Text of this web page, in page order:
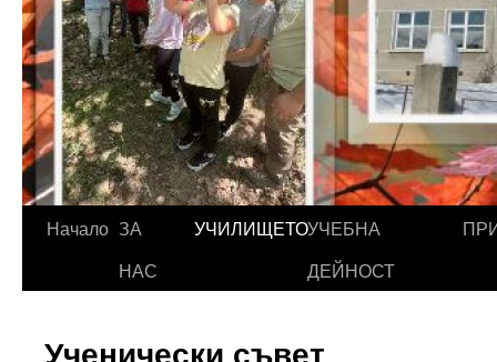
Към
съдържанието
Начало ЗА
НАС
УЧИЛИЩЕТОУЧЕБНА
ДЕЙНОСТ
Ученически съвет